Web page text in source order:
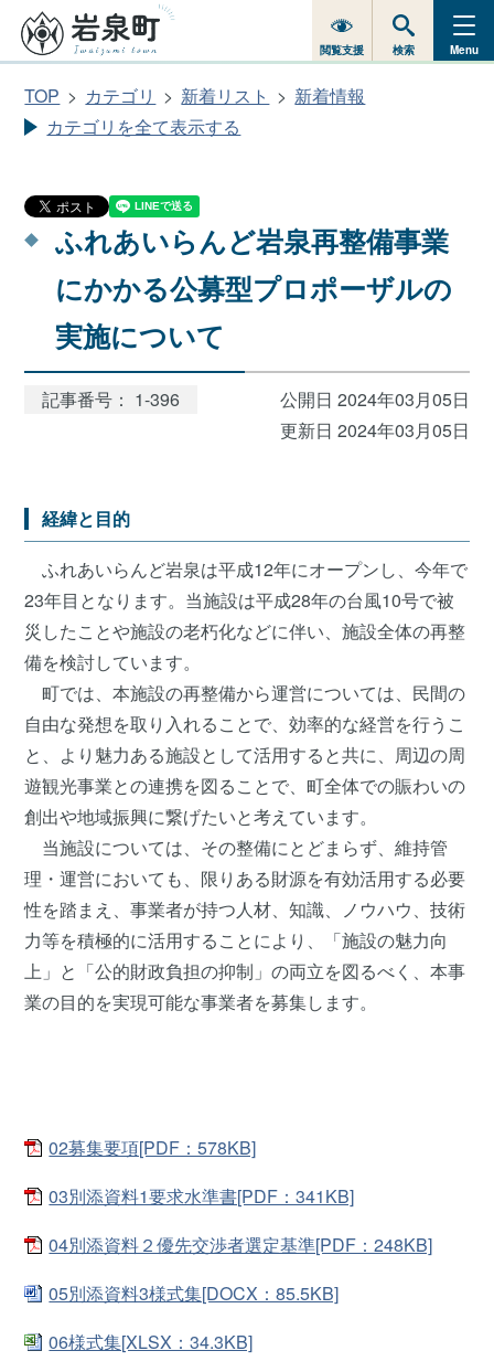
閲覧支援 検索 Menu
TOP カテゴリ 新着リスト
新着情報
カテゴリを全て表示する
ふれあいらんど岩泉再整備事業
にかかる公募型プロポーザルの
実施について
記事番号： 1-396
公開日 2024年03月05日
更新日 2024年03月05日
経緯と目的
ふれあいらんど岩泉は平成12年にオープンし、今年で
23年目となります。当施設は平成28年の台風10号で被
災したことや施設の老朽化などに伴い、施設全体の再整
備を検討しています。
町では、本施設の再整備から運営については、民間の
自由な発想を取り入れることで、効率的な経営を行うこ
と、より魅力ある施設として活用すると共に、周辺の周
遊観光事業との連携を図ることで、町全体での賑わいの
創出や地域振興に繋げたいと考えています。
当施設については、その整備にとどまらず、維持管
理・運営においても、限りある財源を有効活用する必要
性を踏まえ、事業者が持つ人材、知識、ノウハウ、技術
力等を積極的に活用することにより、「施設の魅力向
上」と「公的財政負担の抑制」の両立を図るべく、本事
業の目的を実現可能な事業者を募集します。
02募集要項[PDF：578KB]
03別添資料1要求水準書[PDF：341KB]
04別添資料２優先交渉者選定基準[PDF：248KB]
05別添資料3様式集[DOCX：85.5KB]
06様式集[XLSX：34.3KB]